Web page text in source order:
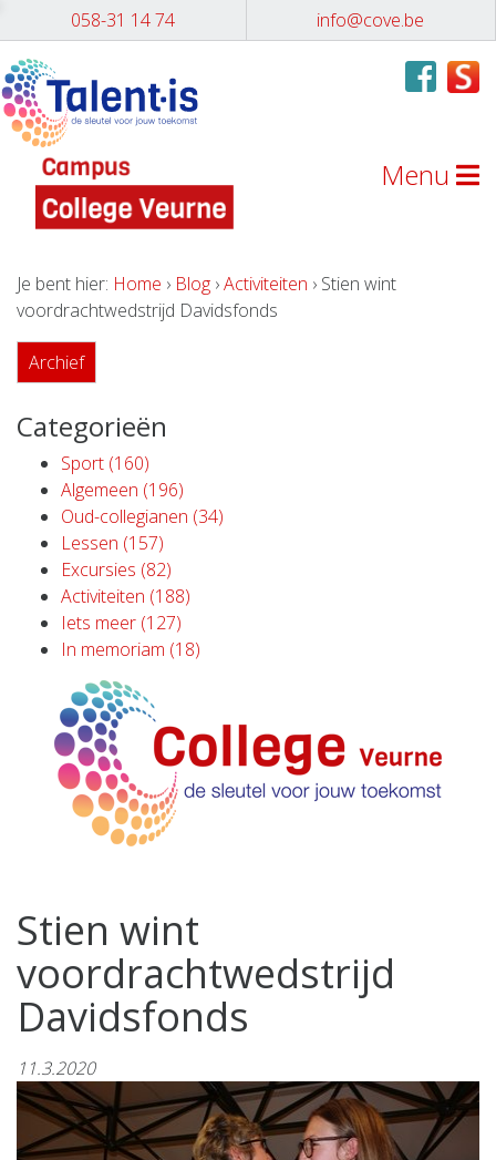
058-31 14 74 info@cove.be
Menu
Je bent hier: Home › Blog ›Activiteiten › Stien wint
voordrachtwedstrijd Davidsfonds
Archief
Categorieën
Sport (160)
Algemeen (196)
Oud-collegianen (34)
Lessen (157)
Excursies (82)
Activiteiten (188)
Iets meer (127)
In memoriam (18)
Stien wint
voordrachtwedstrijd
Davidsfonds
11.3.2020